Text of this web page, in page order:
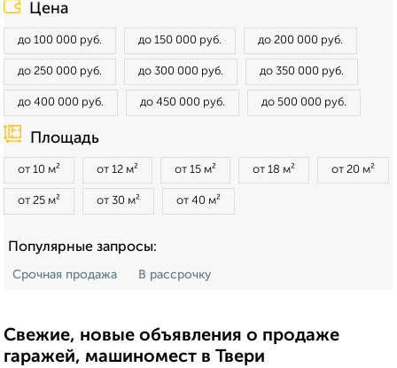
Цена
до 100 000 руб. до 150 000 руб. до 200 000 руб.
до 250 000 руб. до 300 000 руб. до 350 000 руб.
до 400 000 руб. до 450 000 руб. до 500 000 руб.
Площадь
от 10 м² от 12 м² от 15 м² от 18 м² от 20 м²
от 25 м² от 30 м² от 40 м²
Популярные запросы:
Срочная продажа В рассрочку
Свежие, новые объявления о продаже
гаражей, машиномест в Твери